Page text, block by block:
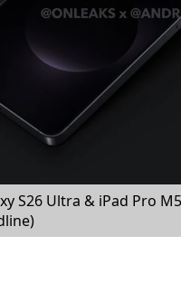
S26 Ultra & iPad Pro